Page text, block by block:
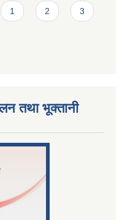
1 2
3
तथा भूक्तानी